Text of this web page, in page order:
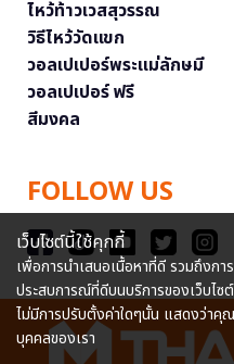
ไหว้ท้าวเวสสุวรรณ
วิธีไหว้วัดแขก
วอลเปเปอร์พระแม่ลักษมี
วอลเปเปอร์ ฟรี
สีมงคล
FOLLOW US
เว็บไซต์นี้ใช้คุกกี้
เพื่อการนำเสนอเนื้อหาที่ดี รวมถึงก
ประสบการณ์ที่ดีบนบริการของเว็บไซ
ไม่มีการปรับตั้งค่าใดๆนั้น แสดงว่าคุ
บุคคลของเรา